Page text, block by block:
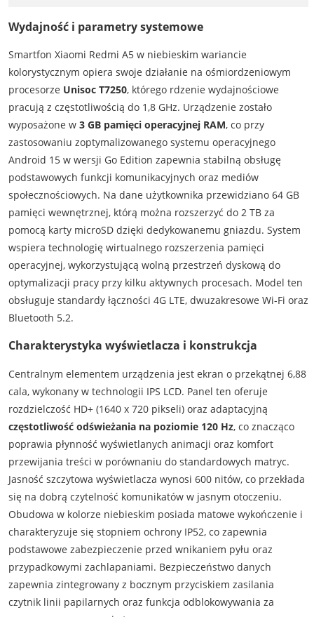
Wydajność i parametry systemowe
Smartfon Xiaomi Redmi A5 w niebieskim wariancie
kolorystycznym opiera swoje działanie na ośmiordzeniowym
procesorze Unisoc T7250, którego rdzenie wydajnościowe
pracują z częstotliwością do 1,8 GHz. Urządzenie zostało
wyposażone w 3 GB pamięci operacyjnej RAM, co przy
zastosowaniu zoptymalizowanego systemu operacyjnego
Android 15 w wersji Go Edition zapewnia stabilną obsługę
podstawowych funkcji komunikacyjnych oraz mediów
społecznościowych. Na dane użytkownika przewidziano 64 GB
pamięci wewnętrznej, którą można rozszerzyć do 2 TB za
pomocą karty microSD dzięki dedykowanemu gniazdu. System
wspiera technologię wirtualnego rozszerzenia pamięci
operacyjnej, wykorzystującą wolną przestrzeń dyskową do
optymalizacji pracy przy kilku aktywnych procesach. Model ten
obsługuje standardy łączności 4G LTE, dwuzakresowe Wi-Fi oraz
Bluetooth 5.2.
Charakterystyka wyświetlacza i konstrukcja
Centralnym elementem urządzenia jest ekran o przekątnej 6,88
cala, wykonany w technologii IPS LCD. Panel ten oferuje
rozdzielczość HD+ (1640 x 720 pikseli) oraz adaptacyjną
częstotliwość odświeżania na poziomie 120 Hz, co znacząco
poprawia płynność wyświetlanych animacji oraz komfort
przewijania treści w porównaniu do standardowych matryc.
Jasność szczytowa wyświetlacza wynosi 600 nitów, co przekłada
się na dobrą czytelność komunikatów w jasnym otoczeniu.
Obudowa w kolorze niebieskim posiada matowe wykończenie i
charakteryzuje się stopniem ochrony IP52, co zapewnia
podstawowe zabezpieczenie przed wnikaniem pyłu oraz
przypadkowymi zachlapaniami. Bezpieczeństwo danych
zapewnia zintegrowany z bocznym przyciskiem zasilania
czytnik linii papilarnych oraz funkcja odblokowywania za